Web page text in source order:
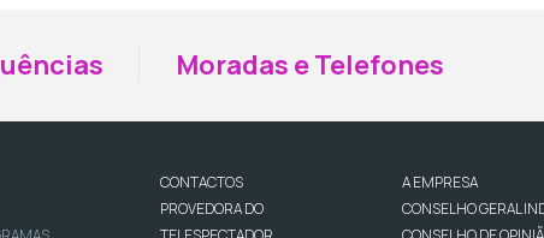
Moradas e Telefones
CONTACTOS
PROVEDORA DO
A EMPRESA
CONSELHO GERAL